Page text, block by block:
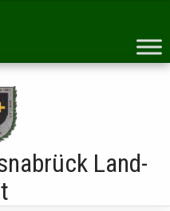
Land-